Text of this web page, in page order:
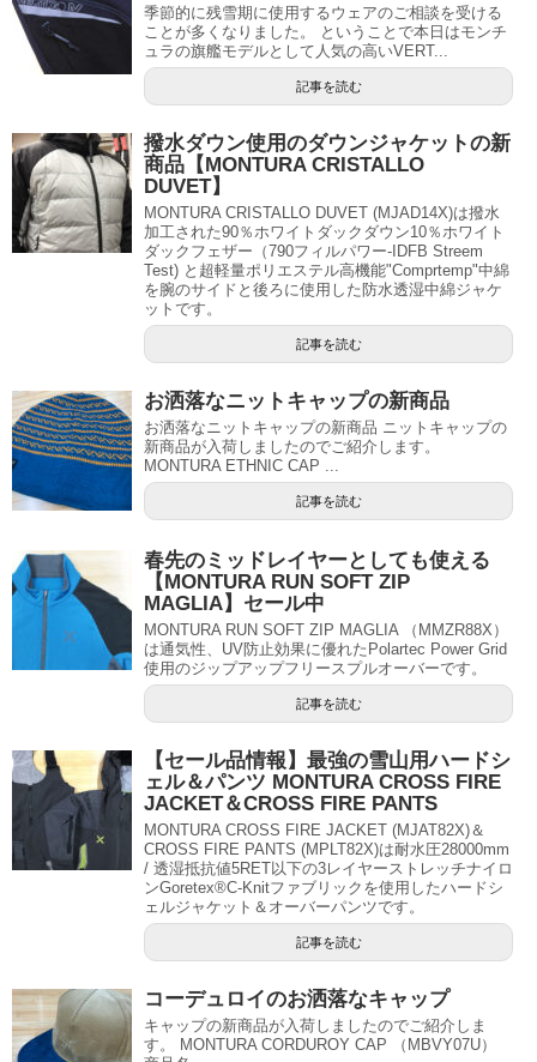
季節的に残雪期に使用するウェアのご相談を受ける
ことが多くなりました。 ということで本日はモンチ
ュラの旗艦モデルとして人気の高いVERT...
記事を読む
撥水ダウン使用のダウンジャケットの新
商品【MONTURA CRISTALLO
DUVET】
MONTURA CRISTALLO DUVET (MJAD14X)は撥水
加工された90％ホワイトダックダウン10％ホワイト
ダックフェザー（790フィルパワー-IDFB Streem
Test) と超軽量ポリエステル高機能"Comprtemp"中綿
を腕のサイドと後ろに使用した防水透湿中綿ジャケ
ットです。
記事を読む
お洒落なニットキャップの新商品
お洒落なニットキャップの新商品 ニットキャップの
新商品が入荷しましたのでご紹介します。
MONTURA ETHNIC CAP ...
記事を読む
春先のミッドレイヤーとしても使える
【MONTURA RUN SOFT ZIP
MAGLIA】セール中
MONTURA RUN SOFT ZIP MAGLIA （MMZR88X）
は通気性、UV防止効果に優れたPolartec Power Grid
使用のジップアップフリースプルオーバーです。
記事を読む
【セール品情報】最強の雪山用ハードシ
ェル＆パンツ MONTURA CROSS FIRE
JACKET＆CROSS FIRE PANTS
MONTURA CROSS FIRE JACKET (MJAT82X)＆
CROSS FIRE PANTS (MPLT82X)は耐水圧28000mm
/ 透湿抵抗値5RET以下の3レイヤーストレッチナイロ
ンGoretex®C-Knitファブリックを使用したハードシ
ェルジャケット＆オーバーパンツです。
記事を読む
コーデュロイのお洒落なキャップ
キャップの新商品が入荷しましたのでご紹介しま
す。 MONTURA CORDUROY CAP （MBVY07U）